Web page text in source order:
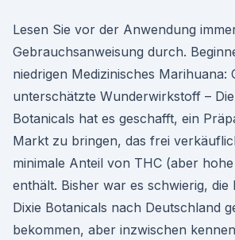
Lesen Sie vor der Anwendung
Gebrauchsanweisung durch.
niedrigen Medizinisches Marihuana:
unterschätzte Wunderwirkstoff –
Botanicals hat es geschafft, ein
Markt zu bringen, das frei
minimale Anteil von THC (aber
enthält. Bisher war es schwierig, die
Dixie Botanicals nach Deutschland
bekommen, aber inzwischen